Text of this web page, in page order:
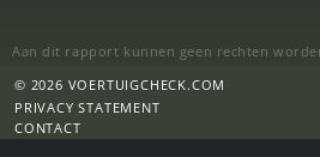
Aan dit rapport kunnen geen rechten
© 2026 VOERTUIGCHECK.COM
PRIVACY STATEMENT
CONTACT